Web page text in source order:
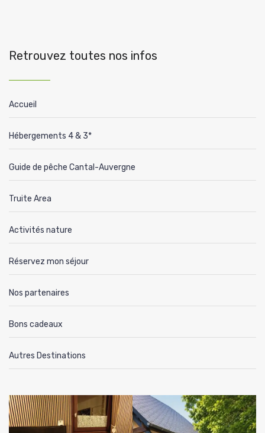
Retrouvez toutes nos infos
Accueil
Hébergements 4 & 3*
Guide de pêche Cantal-Auvergne
Truite Area
Activités nature
Réservez mon séjour
Nos partenaires
Bons cadeaux
Autres Destinations